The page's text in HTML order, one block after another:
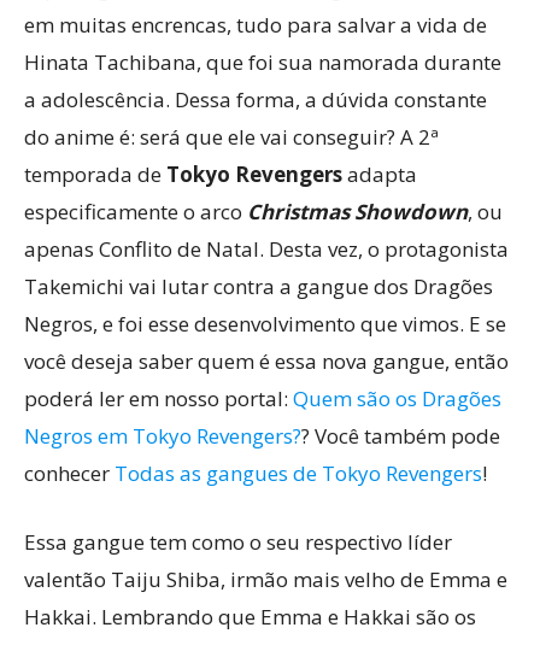
em muitas encrencas, tudo para salvar a vida de
Hinata Tachibana, que foi sua namorada durante
a adolescência. Dessa forma, a dúvida constante
do anime é: será que ele vai conseguir? A 2ª
temporada de Tokyo Revengersadapta
especificamente o arco Christmas Showdown, ou
apenas Conflito de Natal. Desta vez, o protagonista
Takemichi vai lutar contra a gangue dos Dragões
Negros, e foi esse desenvolvimento que vimos. E se
você deseja saber quem é essa nova gangue, então
poderá ler em nosso portal: Quem são os Dragões
Negros em Tokyo Revengers?? Você também pode
conhecer Todas as gangues de Tokyo Revengers!
Essa gangue tem como o seu respectivo líder
valentão Taiju Shiba, irmão mais velho de Emma e
Hakkai. Lembrando que Emma e Hakkai são os